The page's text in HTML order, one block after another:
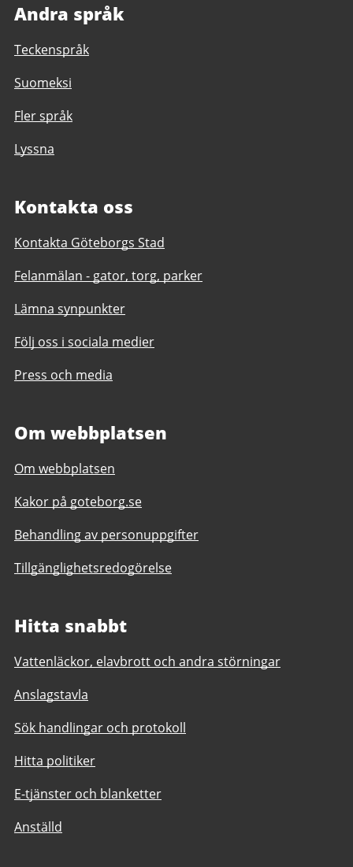
Andra språk
Teckenspråk
Suomeksi
Fler språk
Lyssna
Kontakta oss
Kontakta Göteborgs Stad
Felanmälan - gator, torg, parker
Lämna synpunkter
Följ oss i sociala medier
Press och media
Om webbplatsen
Om webbplatsen
Kakor på goteborg.se
Behandling av personuppgifter
Tillgänglighetsredogörelse
Hitta snabbt
Vattenläckor, elavbrott och andra störningar
Anslagstavla
Sök handlingar och protokoll
Hitta politiker
E-tjänster och blanketter
Anställd